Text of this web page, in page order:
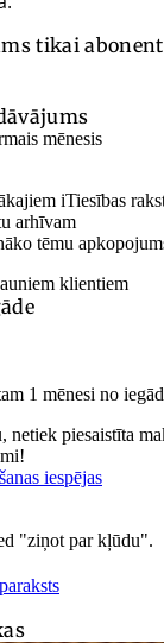
tikai
mēnesis
iTiesības
arhīvam
tēmu
klientiem
1 mēnesi no
piesaistīta
iespējas
"ziņot par kļūdu".